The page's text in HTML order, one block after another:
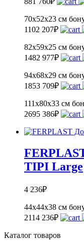
70х52х23 см
1102 207₽
82х59х25 см
1482 977₽
94х68х29 см
1853 709₽
111х80х33 см
2695 386₽
TIPI Large
4 236₽
44х44х38 см
2114 236₽
Каталог товаров